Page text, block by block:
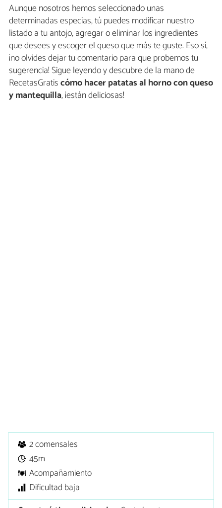
Aunque nosotros hemos seleccionado unas
determinadas especias, tú puedes modificar nuestro
listado a tu antojo, agregar o eliminar los ingredientes
que desees y escoger el queso que más te guste. Eso sí,
¡no olvides dejar tu comentario para que probemos tu
sugerencia! Sigue leyendo y descubre de la mano de
RecetasGratiscómo hacer patatas al horno con queso
y mantequilla, ¡están deliciosas!
2 comensales
45m
Acompañamiento
Dificultad baja